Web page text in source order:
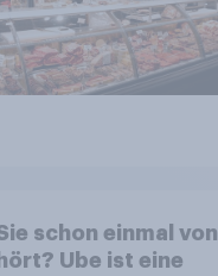
schon einmal von
Ube ist eine